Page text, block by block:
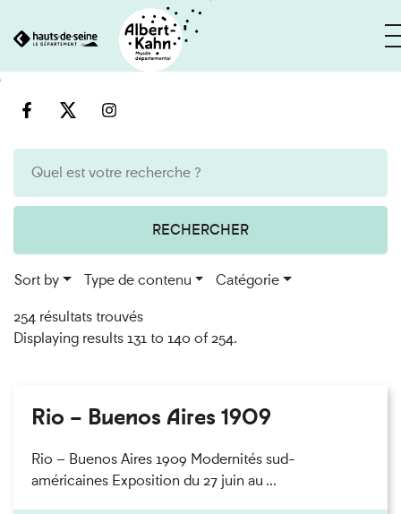
engine
RECHERCHER
Sort by Type de contenu
Catégorie
254 résultats trouvés
Displaying results 131 to 140 of 254.
Rio – Buenos Aires 1909
Rio – Buenos Aires 1909 Modernités sud-
américaines Exposition du 27 juin au ...
Cookies management panel